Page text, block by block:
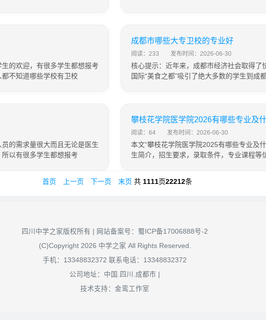
的欢迎，有很多学生都想报考
不知道哪些学校有卫校
成都市哪些大专卫校的专业好
阅读：233 发布时间：2026-06-30
核心提示：近年来，成都市经济社会取得
国际“美食之都”吸引了绝大多数的学生到成
的需求量很大而且无论是医生
以有很多学生都想报考
攀枝花学院医学院2026有哪些专业及
阅读：64 发布时间：2026-06-30
本文“攀枝花学院医学院2025有哪些专业及
生简介，招生要求，录取条件，专业课程
首页 上一页 下一页 末页 共 1111页22212条
四川中学之家版权所有 | 网站备案号： 蜀ICP备17006888号-2
(C)Copyright 2026 中学之家 All Rights Reserved.
手机：13348832372 联系电话：13348832372
公司地址：中国.四川.成都市 |
技术支持：金鸾工作室